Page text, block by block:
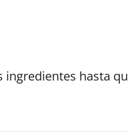
ingredientes hasta